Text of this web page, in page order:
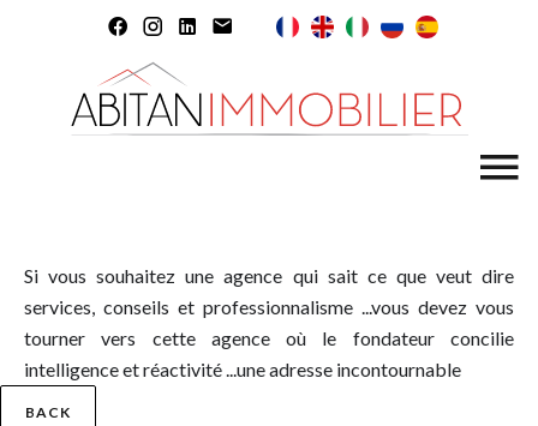
Si vous souhaitez une agence qui sait ce que veut dire
services, conseils et professionnalisme ...vous devez vous
tourner vers cette agence où le fondateur concilie
intelligence et réactivité ...une adresse incontournable
BACK